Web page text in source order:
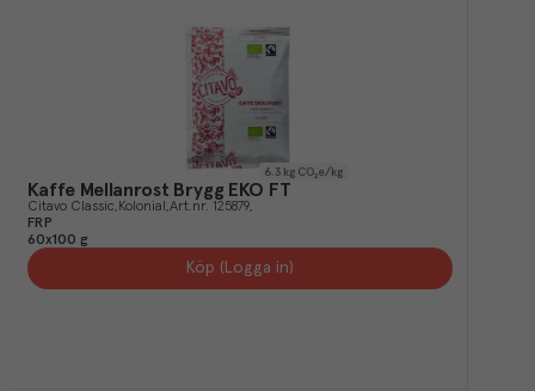
6.3 kg CO₂e/kg
Kaffe Mellanrost Brygg EKO FT
Citavo Classic Kolonial Art.nr. 125879
FRP
60x100 g
Köp (Logga in)